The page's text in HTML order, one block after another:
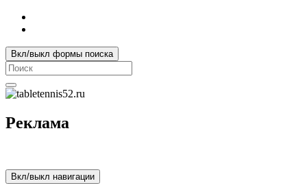
Вкл/выкл формы поиска
Search
for:
Реклама
Вкл/выкл навигации